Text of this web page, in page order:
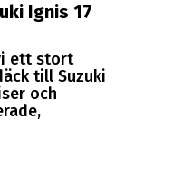
Ignis 17
ett stort
till Suzuki
och